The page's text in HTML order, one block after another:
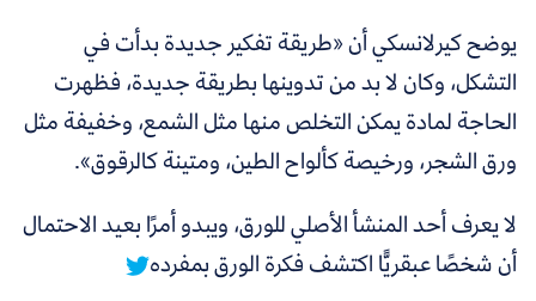
يوضح كيرلانسكي أن«طريقة تفكير جديدة بدأت في
التشكل، وكان لا بد من تدوينها بطريقة جديدة، فظهرت
الحاجة لمادة يمكن التخلص منها مثل الشمع، وخفيفة مثل
ورق الشجر، ورخيصة كألواح الطين، ومتينة كالرقوق».
لا يعرف أحد المنشأ الأصلي للورق، ويبدو أمرًا بعيد الاحتمال
أن شخصًا عبقريًّا اكتشف فكرة الورق بمفرده